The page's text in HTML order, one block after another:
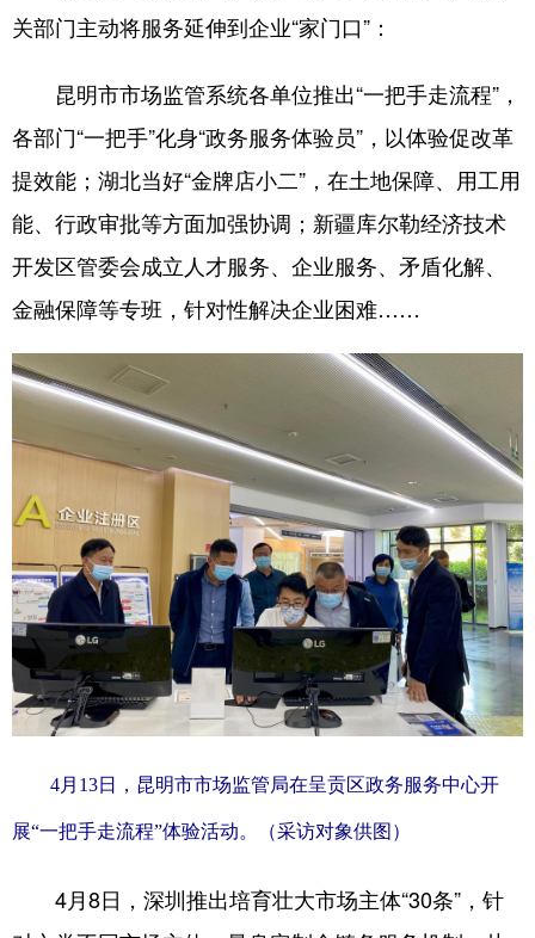
关部门主动将服务延伸到企业“家门口”：
昆明市市场监管系统各单位推出“一把手走流程”，
各部门“一把手”化身“政务服务体验员”，以体验促改革
提效能；湖北当好“金牌店小二”，在土地保障、用工用
能、行政审批等方面加强协调；新疆库尔勒经济技术
开发区管委会成立人才服务、企业服务、矛盾化解、
金融保障等专班，针对性解决企业困难……
4月13日，昆明市市场监管局在呈贡区政务服务中心开
展“一把手走流程”体验活动。（采访对象供图）
4月8日，深圳推出培育壮大市场主体“30条”，针